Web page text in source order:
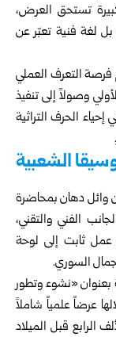
تستحق العرض،
لغة فنية تعبّر عن
فرصة التعرف العملي
وصولاً إلى تنفيذ
الحرف التراثية
الشعبية
وائل دهان بمحاضرة
الفني والتقني،
عمل ثابت إلى لوحة
السوري.
«نشوء وتطور
عرضاً علمياً شاملاً
الرابع قبل الميلاد